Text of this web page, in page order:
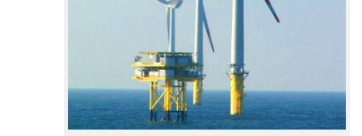
Exceções
Programas